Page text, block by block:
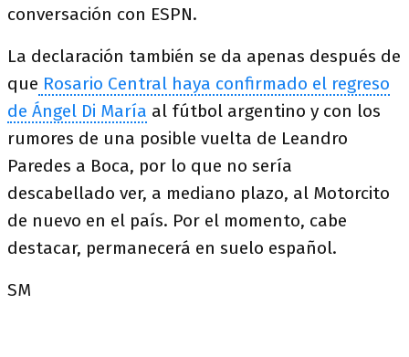
conversación con ESPN.
La declaración también se da apenas después de
que Rosario Central haya confirmado el regreso
de Ángel Di María al fútbol argentino y con los
rumores de una posible vuelta de Leandro
Paredes a Boca, por lo que no sería
descabellado ver, a mediano plazo, al Motorcito
de nuevo en el país. Por el momento, cabe
destacar, permanecerá en suelo español.
SM